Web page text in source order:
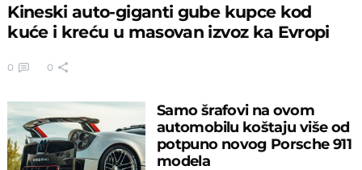
Kineski auto-giganti gube kupce kod
kuće i kreću u masovan izvoz ka Evropi
0 0
Samo šrafovi na ovom
automobilu koštaju više od
potpuno novog Porsche 911
modela